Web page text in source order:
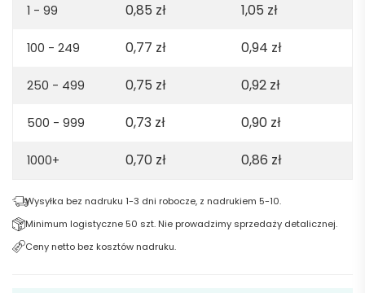
1 - 99 0,85 zł 1,05 zł
100 - 249 0,77 zł 0,94 zł
250 - 499 0,75 zł 0,92 zł
500 - 999 0,73 zł 0,90 zł
1000+ 0,70 zł 0,86 zł
Wysyłka bez nadruku 1-3 dni robocze, z nadrukiem 5-10.
Minimum logistyczne 50 szt. Nie prowadzimy sprzedaży detalicznej.
Ceny netto bez kosztów nadruku.